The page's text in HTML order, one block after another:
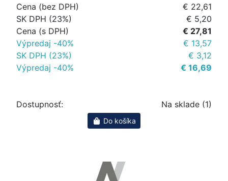
Cena (bez DPH)
€ 22,61
SK DPH (23%)
€ 5,20
Cena (s DPH)
€ 27,81
Výpredaj -40%
€ 13,57
SK DPH (23%)
€ 3,12
Výpredaj -40%
€ 16,69
Dostupnosť: Na sklade (1)
Do košíka